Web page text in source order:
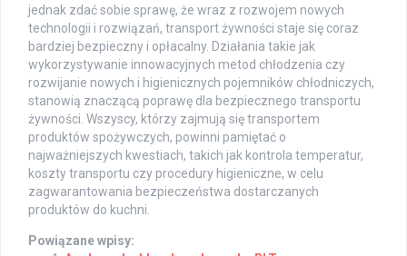
jednak zdać sobie sprawę, że wraz z rozwojem nowych
technologii i rozwiązań, transport żywności staje się coraz
bardziej bezpieczny i opłacalny. Działania takie jak
wykorzystywanie innowacyjnych metod chłodzenia czy
rozwijanie nowych i higienicznych pojemników chłodniczych,
stanowią znaczącą poprawę dla bezpiecznego transportu
żywności. Wszyscy, którzy zajmują się transportem
produktów spożywczych, powinni pamiętać o
najważniejszych kwestiach, takich jak kontrola temperatur,
koszty transportu czy procedury higieniczne, w celu
zagwarantowania bezpieczeństwa dostarczanych
produktów do kuchni.
Powiązane wpisy: